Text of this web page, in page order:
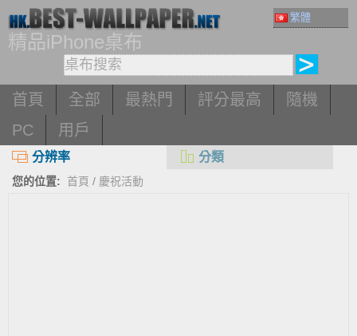
繁體
精品iPhone桌布
首頁 全部 最熱門 評分最高
隨機
PC
用戶
分辨率 分類
您的位置: 首頁 / 慶祝活動